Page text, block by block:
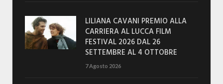
LILIANA CAVANI PREMIO ALLA
CARRIERA AL LUCCA FILM
FESTIVAL 2026 DAL 26
SETTEMBRE AL 4 OTTOBRE
7 Agosto 2026